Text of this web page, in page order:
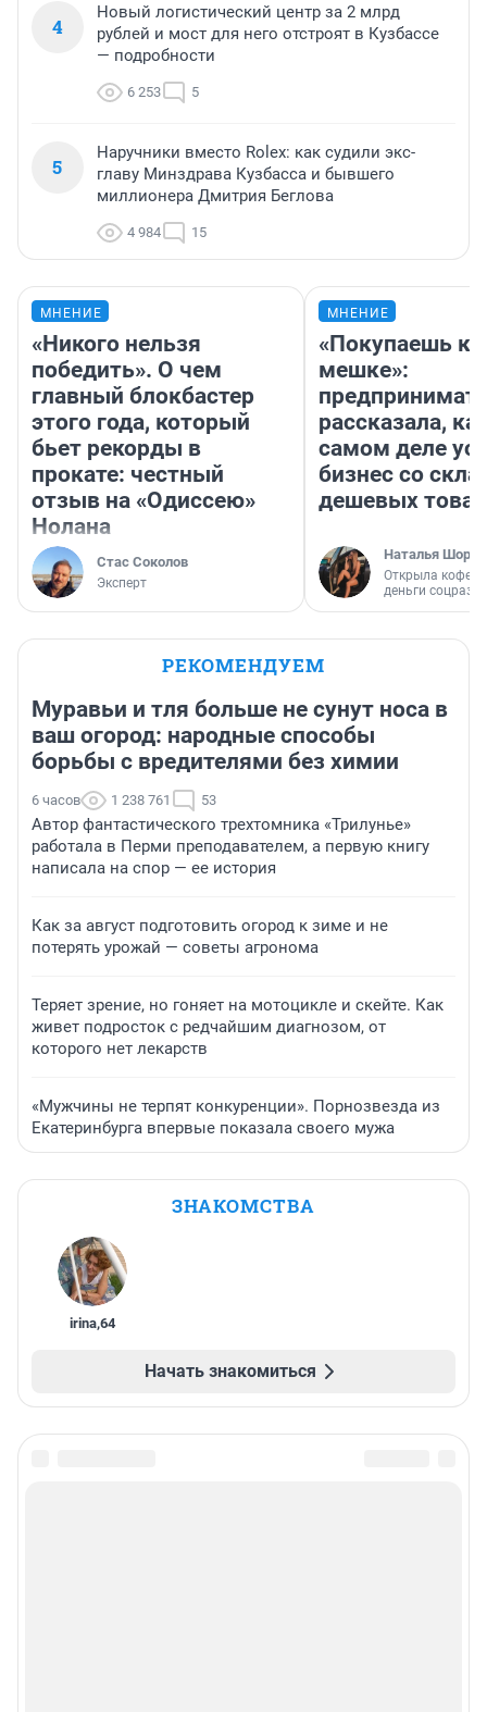
4
Новый логистический центр за 2 млрд
рублей и мост для него отстроят в Кузбассе
— подробности
6 253 5
5
Наручники вместо Rolex: как судили экс-
главу Минздрава Кузбасса и бывшего
миллионера Дмитрия Беглова
4 984 15
МНЕНИЕ
«Никого нельзя
победить». О чем
главный блокбастер
этого года, который
бьет рекорды в
прокате: честный
отзыв на «Одиссею»
Нолана
Стас Соколов
Эксперт
МНЕНИЕ
«Покупаешь
мешке»:
рассказала,
самом деле
бизнес со
дешевых
Наталья
Открыла
деньги
РЕКОМЕНДУЕМ
Муравьи и тля больше не сунут носа в
ваш огород: народные способы
борьбы с вредителями без химии
6 часов 1 238 761 53
Автор фантастического трехтомника «Трилунье»
работала в Перми преподавателем, а первую книгу
написала на спор — ее история
Как за август подготовить огород к зиме и не
потерять урожай — советы агронома
Теряет зрение, но гоняет на мотоцикле и скейте. Как
живет подросток с редчайшим диагнозом, от
которого нет лекарств
«Мужчины не терпят конкуренции». Порнозвезда из
Екатеринбурга впервые показала своего мужа
ЗНАКОМСТВА
irina,64
Начать знакомиться